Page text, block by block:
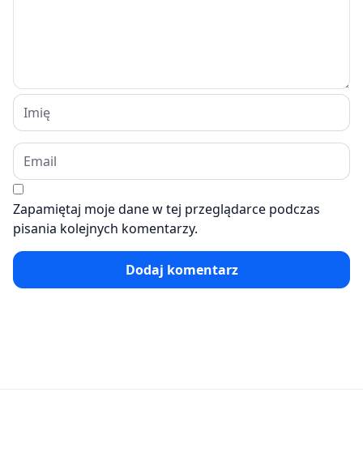
Zapamiętaj moje dane w tej przeglądarce podczas
pisania kolejnych komentarzy.
Dodaj komentarz